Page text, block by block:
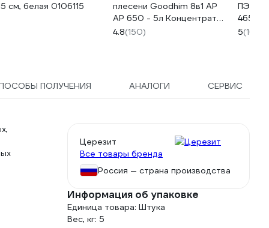
см, белая 0106115
плесени Goodhim 8в1 AP
AP 650 - 5л Концентрат
1:1 78521
4.8(150)
ПЭТ
5(16)
ПОЛУЧЕНИЯ АНАЛОГИ СЕРВИС
Церезит
Все товары бренда
Россия — страна производства
Информация об упаковке
Единица товара: Штука
Вес, кг: 5